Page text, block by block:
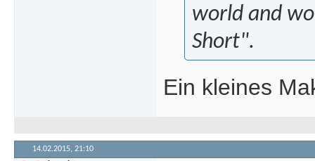
world and
Short".
Ein kleines
14.02.2015, 21:10